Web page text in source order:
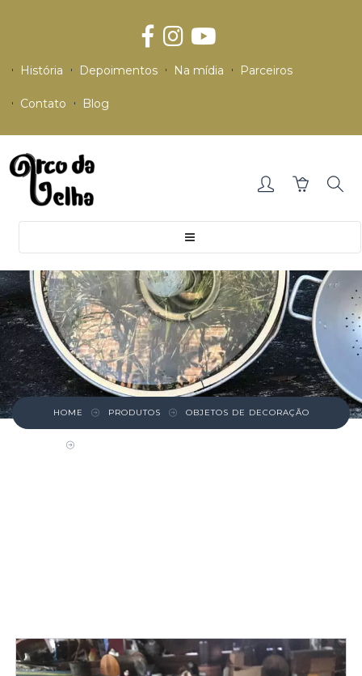
História Depoimentos Na mídia Parceiros
Contato Blog
HOME PRODUTOS OBJETOS DE DECORAÇÃO